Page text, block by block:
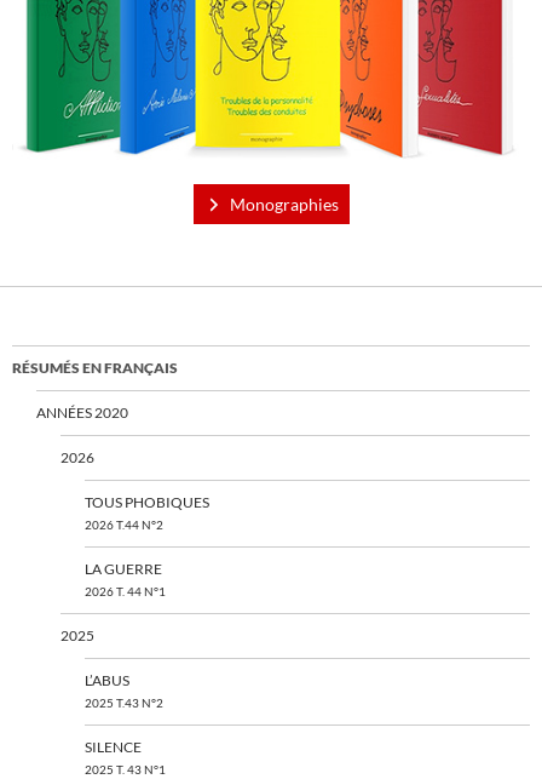
Monographies
RÉSUMÉS EN FRANÇAIS
ANNÉES 2020
2026
TOUS PHOBIQUES
2026 T.44 N°2
LA GUERRE
2026 T. 44 N°1
2025
L’ABUS
2025 T.43 N°2
SILENCE
2025 T. 43 N°1